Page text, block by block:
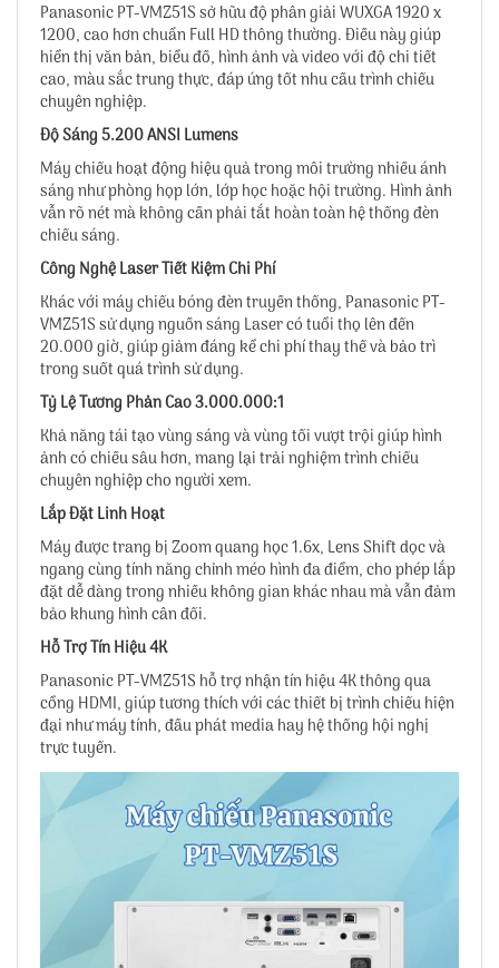
Panasonic PT-VMZ51S sở hữu độ phân giải WUXGA 1920 x
1200, cao hơn chuẩn Full HD thông thường. Điều này giúp
hiển thị văn bản, biểu đồ, hình ảnh và video với độ chi tiết
cao, màu sắc trung thực, đáp ứng tốt nhu cầu trình chiếu
chuyên nghiệp.
Độ Sáng 5.200 ANSI Lumens
Máy chiếu hoạt động hiệu quả trong môi trường nhiều ánh
sáng như phòng họp lớn, lớp học hoặc hội trường. Hình ảnh
vẫn rõ nét mà không cần phải tắt hoàn toàn hệ thống đèn
chiếu sáng.
Công Nghệ Laser Tiết Kiệm Chi Phí
Khác với máy chiếu bóng đèn truyền thống, Panasonic PT-
VMZ51S sử dụng nguồn sáng Laser có tuổi thọ lên đến
20.000 giờ, giúp giảm đáng kể chi phí thay thế và bảo trì
trong suốt quá trình sử dụng.
Tỷ Lệ Tương Phản Cao 3.000.000:1
Khả năng tái tạo vùng sáng và vùng tối vượt trội giúp hình
ảnh có chiều sâu hơn, mang lại trải nghiệm trình chiếu
chuyên nghiệp cho người xem.
Lắp Đặt Linh Hoạt
Máy được trang bị Zoom quang học 1.6x, Lens Shift dọc và
ngang cùng tính năng chỉnh méo hình đa điểm, cho phép lắp
đặt dễ dàng trong nhiều không gian khác nhau mà vẫn đảm
bảo khung hình cân đối.
Hỗ Trợ Tín Hiệu 4K
Panasonic PT-VMZ51S hỗ trợ nhận tín hiệu 4K thông qua
cổng HDMI, giúp tương thích với các thiết bị trình chiếu hiện
đại như máy tính, đầu phát media hay hệ thống hội nghị
trực tuyến.